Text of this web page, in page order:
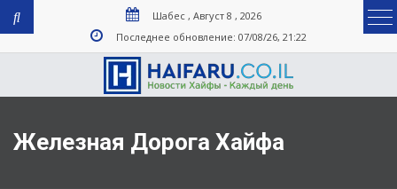
Шабес , Август 8 , 2026
Последнее обновление: 07/08/26, 21:22
Железная Дорога Хайфа